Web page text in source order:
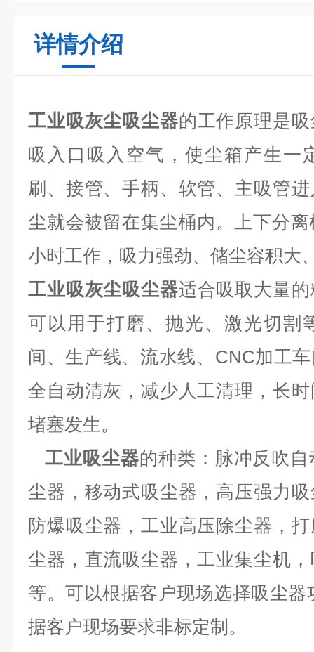
详情介绍
工业吸灰尘吸尘器的工作原理是
吸入口吸入空气，使尘箱产生一
刷、接管、手柄、软管、主吸管
尘就会被留在集尘桶内。上下分
小时工作，吸力强劲、储尘容积大
工业吸灰尘吸尘器适合吸取大量
可以用于打磨、抛光、激光切割
间、生产线、流水线、CNC加工
全自动清灰，减少人工清理，长
堵塞发生。
工业吸尘器的种类：脉冲反吹
尘器，移动式吸尘器，高压强力
防爆吸尘器，工业高压除尘器，
尘器，直流吸尘器，工业集尘机
等。可以根据客户现场选择吸尘
据客户现场要求非标定制。